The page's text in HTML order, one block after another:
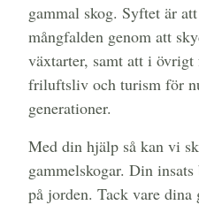
gammal skog. Syftet är
mångfalden genom att
växtarter, samt att i
friluftsliv och turism för
generationer.
Med din hjälp så kan vi
gammelskogar. Din
på jorden. Tack vare dina